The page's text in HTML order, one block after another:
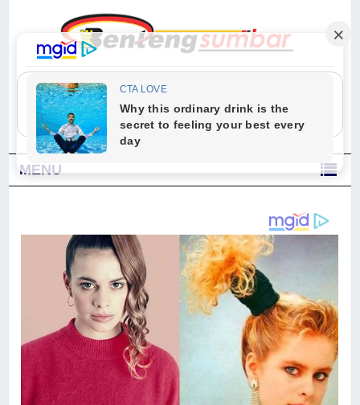
"Sesungguhnya Allah dan para malaikat-Nya berselawat untuk Nabi.
Wahai orang-orang yang beriman, berselawatlah kamu untuk Nabi dan
ucapkanlah salam dengan penuh penghormatan kepadanya." (Qs. Al
Ahzab Ayat 56)
MENU